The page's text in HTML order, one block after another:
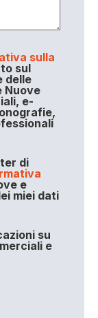
sulla
sul
delle
Nuove
e-
di
e
miei dati
su
e